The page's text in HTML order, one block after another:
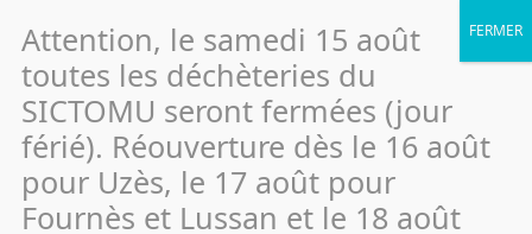
Saint Laurent La Vernède –
Place des platanes (Papiers)
Attention, le samedi 15 août
toutes les déchèteries du
SICTOMU seront fermées (jour
férié). Réouverture dès le 16 août
pour Uzès, le 17 août pour
Fournès et Lussan et le 18 août